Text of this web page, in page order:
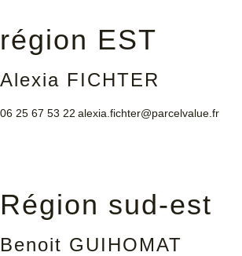
région EST
Alexia FICHTER
06 25 67 53 22 alexia.fichter@parcelvalue.fr
Région sud-est
Benoit GUIHOMAT